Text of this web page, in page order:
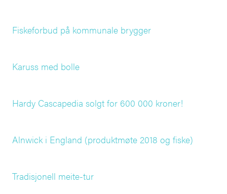
Fiskeforbud på kommunale brygger
Karuss med bolle
Hardy Cascapedia solgt for 600 000 kroner!
Alnwick i England (produktmøte 2018 og fiske)
Tradisjonell meite-tur